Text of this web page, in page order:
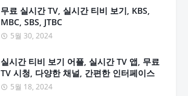
무료 실시간 TV, 실시간 티비 보기, KBS,
MBC, SBS, JTBC
5월 30, 2024
실시간 티비 보기 어플, 실시간 TV 앱, 무료
TV 시청, 다양한 채널, 간편한 인터페이스
5월 18, 2024